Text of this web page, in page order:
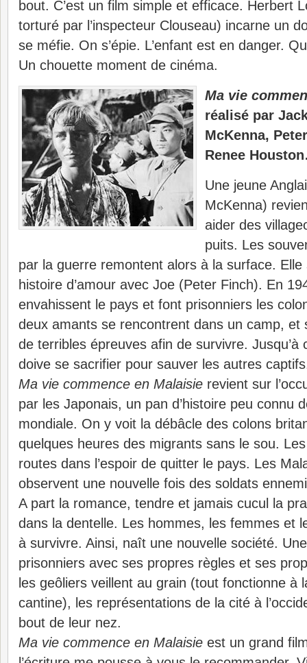
bout. C’est un film simple et efficace. Herbert
torturé par l’inspecteur Clouseau) incarne un
se méfie. On s’épie. L’enfant est en danger.
Un chouette moment de cinéma.
Ma vie
réalisé par
McKenna,
Renee
Une jeune
McKenna)
aider des
puits. Les
par la guerre remontent alors à la surface.
histoire d’amour avec Joe (Peter Finch). En
envahissent le pays et font prisonniers les
deux amants se rencontrent dans un camp, et
de terribles épreuves afin de survivre. Jusqu’à
doive se sacrifier pour sauver les autres
Ma vie commence en Malaisie revient sur
par les Japonais, un pan d’histoire peu connu
mondiale. On y voit la débâcle des colons
quelques heures des migrants sans le sou.
routes dans l’espoir de quitter le pays. Les
observent une nouvelle fois des soldats
A part la romance, tendre et jamais cucul la
dans la dentelle. Les hommes, les femmes et
à survivre. Ainsi, naît une nouvelle société.
prisonniers avec ses propres règles et ses
les geôliers veillent au grain (tout fonctionne à
cantine), les représentations de la cité à
bout de leur nez.
Ma vie commence en Malaisie est un grand